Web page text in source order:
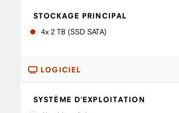
STOCKAGE PRINCIPAL
4x 2 TB (SSD SATA)
LOGICIEL
SYSTÈME D'EXPLOITATION